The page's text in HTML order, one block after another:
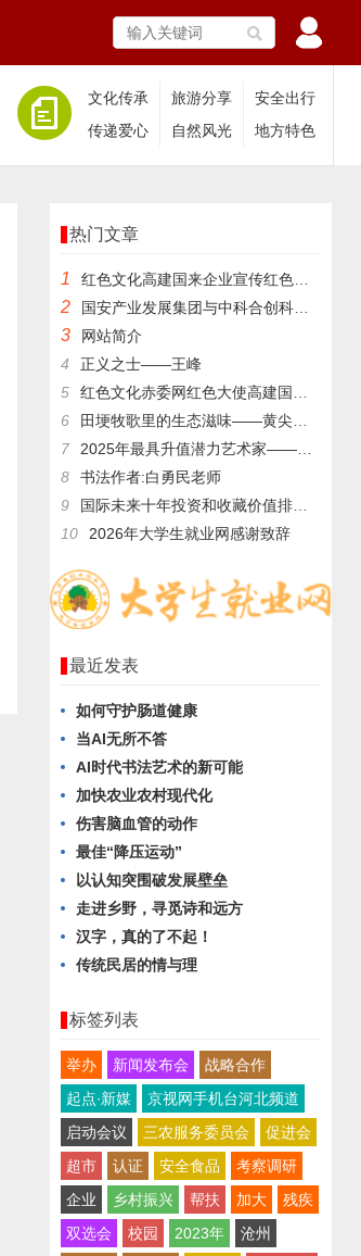
文化传承 旅游分享
安全出行
传递爱心
自然风光 地方特色
热门文章
1 ​红色文化高建国来企业宣传红色文化
2 国安产业发展集团与中科合创科技成果评价中心签署合作协议
3
网站简介
4
正义之士——王峰
5
红色文化赤委网红色大使高建国与红色文化传承人王银茂等来登仙桥
6
田埂牧歌里的生态滋味——黄尖镇杨亚成的林下养殖记
7
2025年最具升值潜力艺术家——张跃华
8
书法作者:白勇民老师
9
国际未来十年投资和收藏价值排行榜——释慧旺法师
10
2026年大学生就业网感谢致辞
最近发表
如何守护肠道健康
当AI无所不答
AI时代书法艺术的新可能
加快农业农村现代化
伤害脑血管的动作
最佳“降压运动”
以认知突围破发展壁垒
走进乡野，寻觅诗和远方
汉字，真的了不起！
传统民居的情与理
标签列表
举办 新闻发布会
战略合作
起点∙新媒
京视网手机台河北频道
启动会议
三农服务委员会
促进会
超市
认证 安全食品
考察调研
企业
乡村振兴 帮扶 加大
残疾
双选会
校园 2023年
沧州